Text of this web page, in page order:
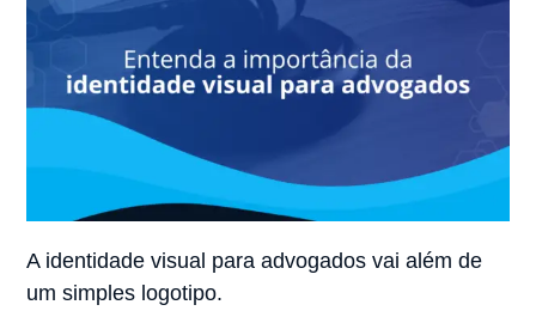
A identidade visual para advogados vai além de
um simples logotipo.